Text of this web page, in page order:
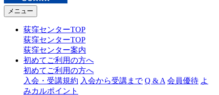
メニュー
荻窪センターTOP
荻窪センターTOP
荻窪センター案内
初めてご利用の方へ
初めてご利用の方へ
入会・受講規約 入会から受講まで Q & A 会員優待 よ
みカルポイント